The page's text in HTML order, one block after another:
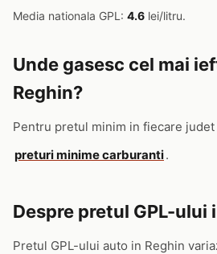
Media nationala GPL: 4.6 lei/litru.
Unde gasesc cel mai
Reghin?
Pentru pretul minim in fiecare
preturi minime carburanti.
Despre pretul GPL-ului
Pretul GPL-ului auto in Reghin